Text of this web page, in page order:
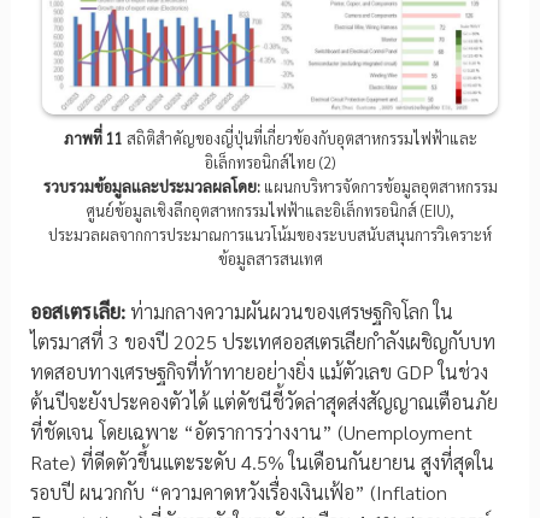
ภาพที่ 11 สถิติสำคัญของญี่ปุ่นที่เกี่ยวข้องกับอุตสาหกรรมไฟฟ้าและ
อิเล็กทรอนิกส์ไทย (2)
รวบรวมข้อมูลและประมวลผลโดย:แผนกบริหารจัดการข้อมูลอุตสาหกรรม
ศูนย์ข้อมูลเชิงลึกอุตสาหกรรมไฟฟ้าและอิเล็กทรอนิกส์ (EIU),
ประมวลผลจากการประมาณการแนวโน้มของระบบสนับสนุนการวิเคราะห์
ข้อมูลสารสนเทศ
ออสเตรเลีย:ท่ามกลางความผันผวนของเศรษฐกิจโลก ใน
ไตรมาสที่ 3 ของปี 2025 ประเทศออสเตรเลียกำลังเผชิญกับบท
ทดสอบทางเศรษฐกิจที่ท้าทายอย่างยิ่ง แม้ตัวเลข GDP ในช่วง
ต้นปีจะยังประคองตัวได้ แต่ดัชนีชี้วัดล่าสุดส่งสัญญาณเตือนภัย
ที่ชัดเจน โดยเฉพาะ “อัตราการว่างงาน” (Unemployment
Rate) ที่ดีดตัวขึ้นแตะระดับ 4.5% ในเดือนกันยายน สูงที่สุดใน
รอบปี ผนวกกับ “ความคาดหวังเรื่องเงินเฟ้อ” (Inflation